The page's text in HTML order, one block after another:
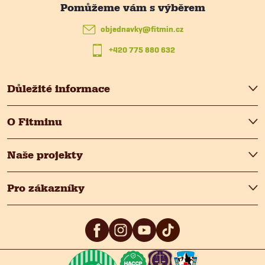
Důležité informace
O Fitminu
Naše projekty
Pro zákazníky
objednavky@fitmin.cz
+420 775 880 632